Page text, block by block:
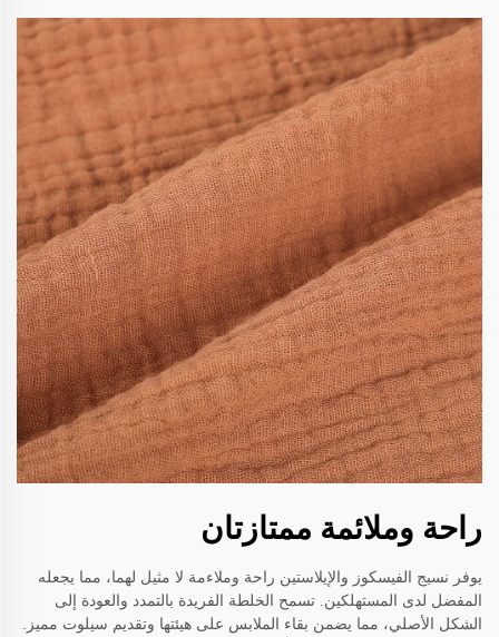
راحة وملائمة ممتازتان
يوفر نسيج الفيسكوز والإيلاستين راحة وملاءمة لا مثيل لهما، مما يجعله
المفضل لدى المستهلكين. تسمح الخلطة الفريدة بالتمدد والعودة إلى
الشكل الأصلي، مما يضمن بقاء الملابس على هيئتها وتقديم سيلوت مميز.